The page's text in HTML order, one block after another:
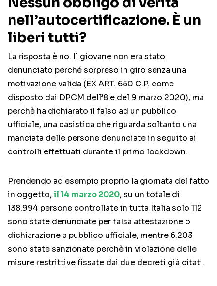
nell’autocertificazione. È un
liberi tutti?
La risposta è no. Il giovane non era stato
denunciato perché sorpreso in giro senza una
motivazione valida (EX ART. 650 C.P. come
disposto dai DPCM dell’8 e del 9 marzo 2020), ma
perchè ha dichiarato il falso ad un pubblico
ufficiale, una casistica che riguarda soltanto una
manciata delle persone denunciate in seguito ai
controlli effettuati durante il primo lockdown.
Prendendo ad esempio proprio la giornata del fatto
in oggetto, il 14 marzo 2020, su un totale di
138.994 persone controllate in tutta Italia solo 112
sono state denunciate per falsa attestazione o
dichiarazione a pubblico ufficiale, mentre 6.203
sono state sanzionate perchè in violazione delle
misure restrittive fissate dai due decreti già citati.